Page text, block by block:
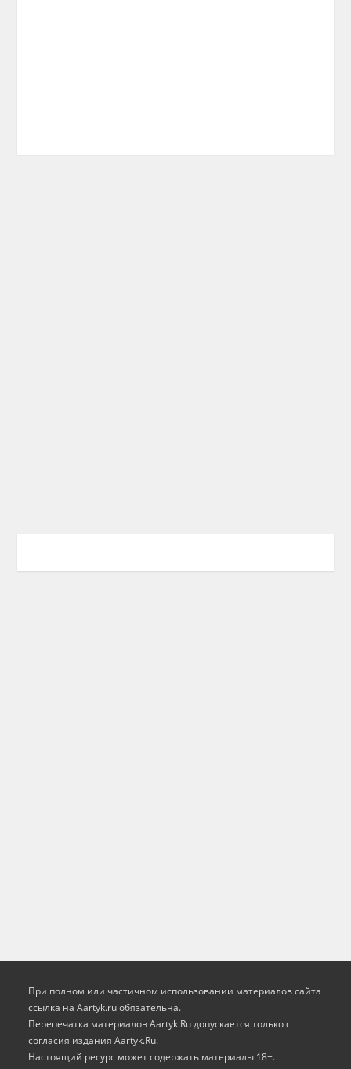
При полном или частичном использовании материалов сайта
ссылка на Aartyk.ru oбязательна.
Перепечатка материалов Aartyk.Ru допускается только с
согласия издания Aartyk.Ru.
Настоящий ресурс может содержать материалы 18+.